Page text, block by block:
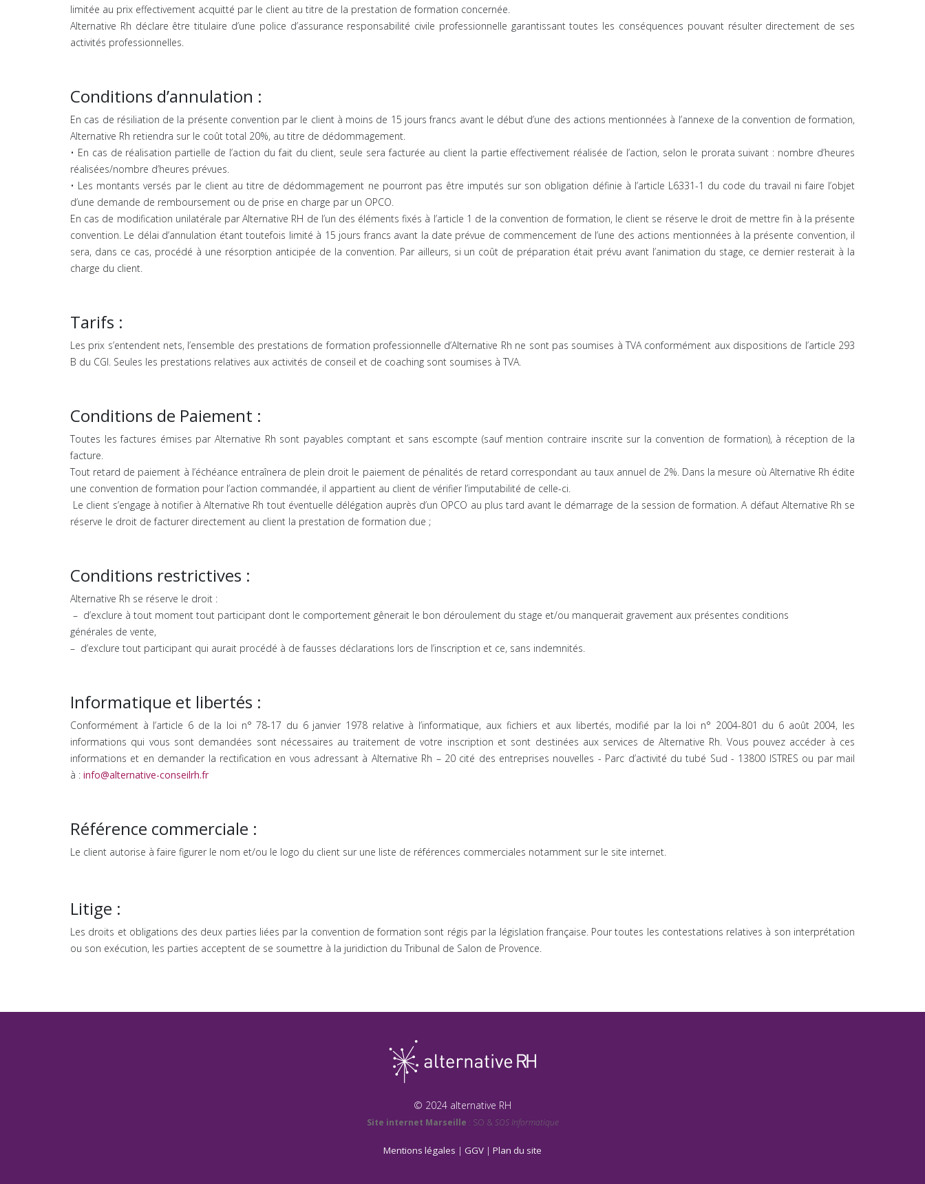
limitée au prix effectivement acquitté par le client au titre de la prestation de formation concernée.
Alternative Rh déclare être titulaire d’une police d’assurance responsabilité civile professionnelle garantissant toutes les conséquences pouvant résulter directement de ses
activités professionnelles.
Conditions d’annulation :
En cas de résiliation de la présente convention par le client à moins de 15 jours francs avant le début d’une des actions mentionnées à l’annexe de la convention de formation,
Alternative Rh retiendra sur le coût total 20%, au titre de dédommagement.
• En cas de réalisation partielle de l’action du fait du client, seule sera facturée au client la partie effectivement réalisée de l’action, selon le prorata suivant : nombre d’heures
réalisées/nombre d’heures prévues.
• Les montants versés par le client au titre de dédommagement ne pourront pas être imputés sur son obligation définie à l’article L6331-1 du code du travail ni faire l’objet
d’une demande de remboursement ou de prise en charge par un OPCO.
En cas de modification unilatérale par Alternative RH de l’un des éléments fixés à l’article 1 de la convention de formation, le client se réserve le droit de mettre fin à la présente
convention. Le délai d’annulation étant toutefois limité à 15 jours francs avant la date prévue de commencement de l’une des actions mentionnées à la présente convention, il
sera, dans ce cas, procédé à une résorption anticipée de la convention. Par ailleurs, si un coût de préparation était prévu avant l’animation du stage, ce dernier resterait à la
charge du client.
Tarifs :
Les prix s’entendent nets, l’ensemble des prestations de formation professionnelle d’Alternative Rh ne sont pas soumises à TVA conformément aux dispositions de l’article 293
B du CGI. Seules les prestations relatives aux activités de conseil et de coaching sont soumises à TVA.
Conditions de Paiement :
Toutes les factures émises par Alternative Rh sont payables comptant et sans escompte (sauf mention contraire inscrite sur la convention de formation), à réception de la
facture.
Tout retard de paiement à l’échéance entraînera de plein droit le paiement de pénalités de retard correspondant au taux annuel de 2%. Dans la mesure où Alternative Rh édite
une convention de formation pour l’action commandée, il appartient au client de vérifier l’imputabilité de celle-ci.
Le client s’engage à notifier à Alternative Rh tout éventuelle délégation auprès d’un OPCO au plus tard avant le démarrage de la session de formation. A défaut Alternative Rh se
réserve le droit de facturer directement au client la prestation de formation due ;
Conditions restrictives :
Alternative Rh se réserve le droit :
– d’exclure à tout moment tout participant dont le comportement gênerait le bon déroulement du stage et/ou manquerait gravement aux présentes conditions
générales de vente,
– d’exclure tout participant qui aurait procédé à de fausses déclarations lors de l’inscription et ce, sans indemnités.
Informatique et libertés :
Conformément à l’article 6 de la loi n° 78-17 du 6 janvier 1978 relative à l’informatique, aux fichiers et aux libertés, modifié par la loi n° 2004-801 du 6 août 2004, les
informations qui vous sont demandées sont nécessaires au traitement de votre inscription et sont destinées aux services de Alternative Rh. Vous pouvez accéder à ces
informations et en demander la rectification en vous adressant à Alternative Rh – 20 cité des entreprises nouvelles - Parc d’activité du tubé Sud - 13800 ISTRES ou par mail
à : info@alternative-conseilrh.fr
Référence commerciale :
Le client autorise à faire figurer le nom et/ou le logo du client sur une liste de références commerciales notamment sur le site internet.
Litige :
Les droits et obligations des deux parties liées par la convention de formation sont régis par la législation française. Pour toutes les contestations relatives à son interprétation
ou son exécution, les parties acceptent de se soumettre à la juridiction du Tribunal de Salon de Provence.
© 2024 alternative RH
Site internet Marseille : SO & SOS Informatique
Mentions légales | GGV | Plan du site